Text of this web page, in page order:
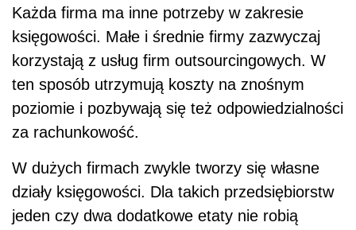
Każda firma ma inne potrzeby w zakresie
księgowości. Małe i średnie firmy zazwyczaj
korzystają z usług firm outsourcingowych. W
ten sposób utrzymują koszty na znośnym
poziomie i pozbywają się też odpowiedzialności
za rachunkowość.
W dużych firmach zwykle tworzy się własne
działy księgowości. Dla takich przedsiębiorstw
jeden czy dwa dodatkowe etaty nie robią